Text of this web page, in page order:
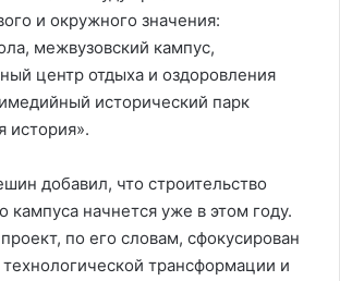
и окружного значения:
межвузовский кампус,
центр отдыха и оздоровления
исторический парк
история».
добавил, что строительство
кампуса начнется уже в этом году.
по его словам, сфокусирован
трансформации и